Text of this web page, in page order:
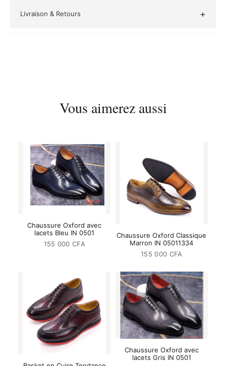
Tabaski, Ramadan
Livraison & Retours +
Vous aimerez aussi
Chaussure Oxford avec
lacets Bleu IN 0501
155 000 CFA
Chaussure Oxford Classique
Marron IN 05011334
155 000 CFA
Chaussure Oxford avec
lacets Gris IN 0501